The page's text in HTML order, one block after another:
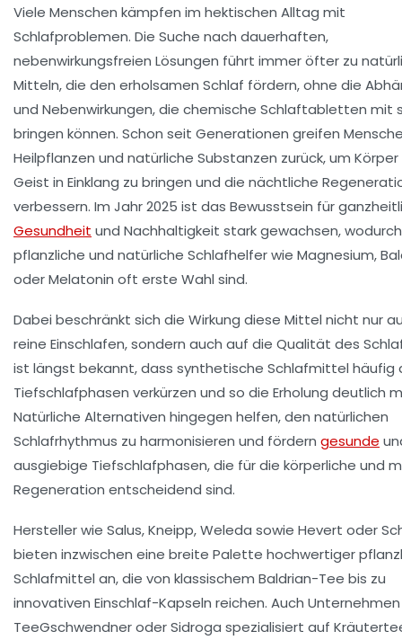
Viele Menschen kämpfen im hektischen Alltag mit
Schlafproblemen. Die Suche nach dauerhaften,
nebenwirkungsfreien Lösungen führt immer öfter zu
Mitteln, die den erholsamen Schlaf fördern, ohne die
und Nebenwirkungen, die chemische Schlaftabletten mit
bringen können. Schon seit Generationen greifen
Heilpflanzen und natürliche Substanzen zurück, um Körper
Geist in Einklang zu bringen und die nächtliche
verbessern. Im Jahr 2025 ist das Bewusstsein für
Gesundheit und Nachhaltigkeit stark gewachsen, wodurch
pflanzliche und natürliche Schlafhelfer wie Magnesium,
oder Melatonin oft erste Wahl sind.
Dabei beschränkt sich die Wirkung diese Mittel nicht nur
reine Einschlafen, sondern auch auf die Qualität des
ist längst bekannt, dass synthetische Schlafmittel häufig
Tiefschlafphasen verkürzen und so die Erholung deutlich
Natürliche Alternativen hingegen helfen, den natürlichen
Schlafrhythmus zu harmonisieren und fördern gesunde
ausgiebige Tiefschlafphasen, die für die körperliche und
Regeneration entscheidend sind.
Hersteller wie Salus, Kneipp, Weleda sowie Hevert oder
bieten inzwischen eine breite Palette hochwertiger
Schlafmittel an, die von klassischem Baldrian-Tee bis zu
innovativen Einschlaf-Kapseln reichen. Auch
TeeGschwendner oder Sidroga spezialisiert auf